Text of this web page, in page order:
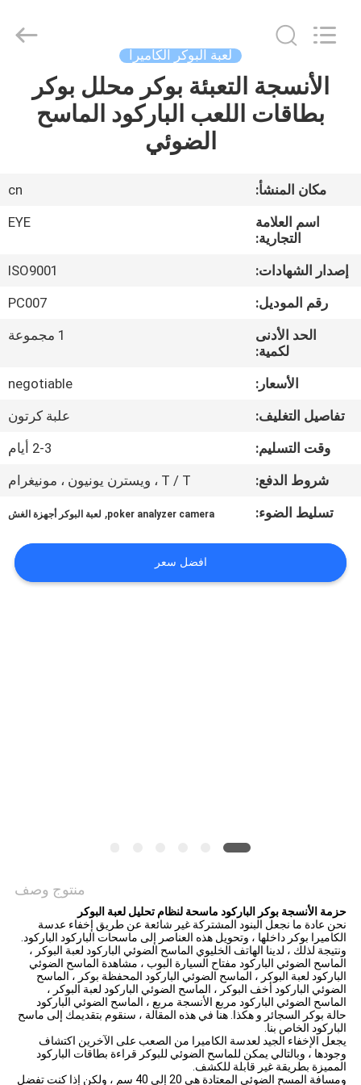
منزل
حول
جولة
المعمل
الجودة
اتصل
اقتباس
Center.
لعبة البوكر الكاميرا
الأنسجة التعبئة بوكر محلل بوكر
بطاقات اللعب الباركود الماسح
الضوئي
مكان المنشأ:
cn
اسم العلامة
التجارية:
EYE
إصدار الشهادات:
ISO9001
رقم الموديل:
PC007
الحد الأدنى
لكمية:
1 مجموعة
الأسعار:
negotiable
تفاصيل التغليف:
علبة كرتون
وقت التسليم:
2-3 أيام
شروط الدفع:
T / T ، ويسترن يونيون ، مونيغرام
تسليط الضوء:
poker analyzer camera
, لعبة البوكر أجهزة الغش
افضل سعر
منتوج وصف
حزمة الأنسجة بوكر الباركود ماسحة لنظام تحليل لعبة البوكر
نحن عادة ما نجعل البنود المشتركة غير شائعة عن طريق إخفاء عدسة
الكاميرا بوكر داخلها ، وتحويل هذه العناصر إلى ماسحات الباركود الباركود.
ونتيجة لذلك ، لدينا الهاتف الخليوي الماسح الضوئي الباركود لعبة البوكر ،
الماسح الضوئي الباركود مفتاح السيارة البوب ​​، مشاهدة الماسح الضوئي
الباركود لعبة البوكر ، الماسح الضوئي الباركود المحفظة بوكر ، الماسح
الضوئي الباركود أخف البوكر ، الماسح الضوئي الباركود لعبة البوكر ،
الماسح الضوئي الباركود مربع الأنسجة مربع ، الماسح الضوئي الباركود
حالة بوكر السجائر و هكذا.هنا في هذه المقالة ، سنقوم بتقديمك إلى ماسح
الباركود الخاص بنا.
يجعل الإخفاء الجيد لعدسة الكاميرا من الصعب على الآخرين اكتشاف
وجودها ، وبالتالي يمكن للماسح الضوئي للبوكر قراءة بطاقات الباركود
المميزة بطريقة غير قابلة للكشف.
ومسافة المسح الضوئي المعتادة هي 20 إلى 40 سم ، ولكن إذا كنت تفضل